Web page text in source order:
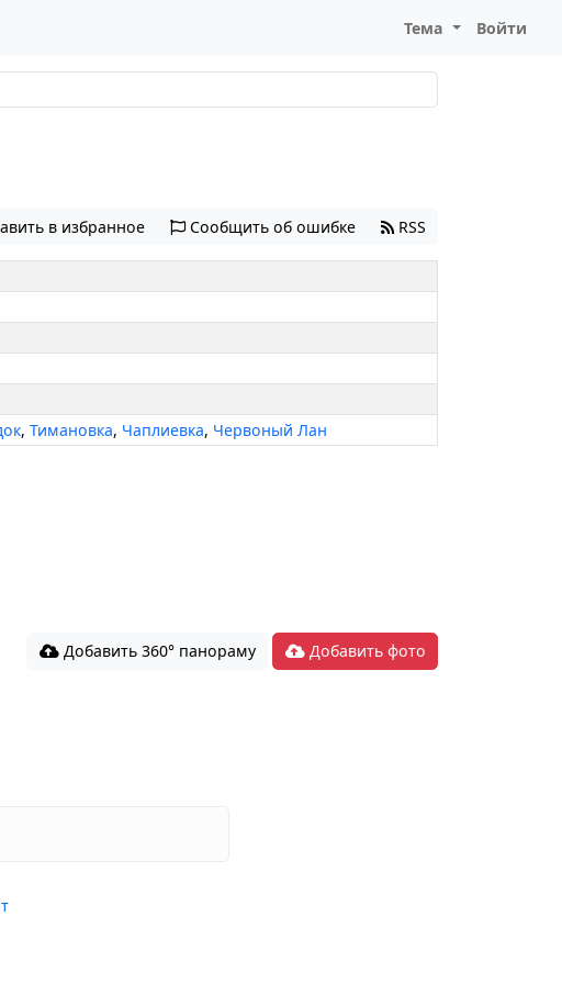
Тема Войти
в избранное Сообщить об ошибке RSS
,Тимановка, Чаплиевка, Червоный Лан
Добавить 360° панораму Добавить фото